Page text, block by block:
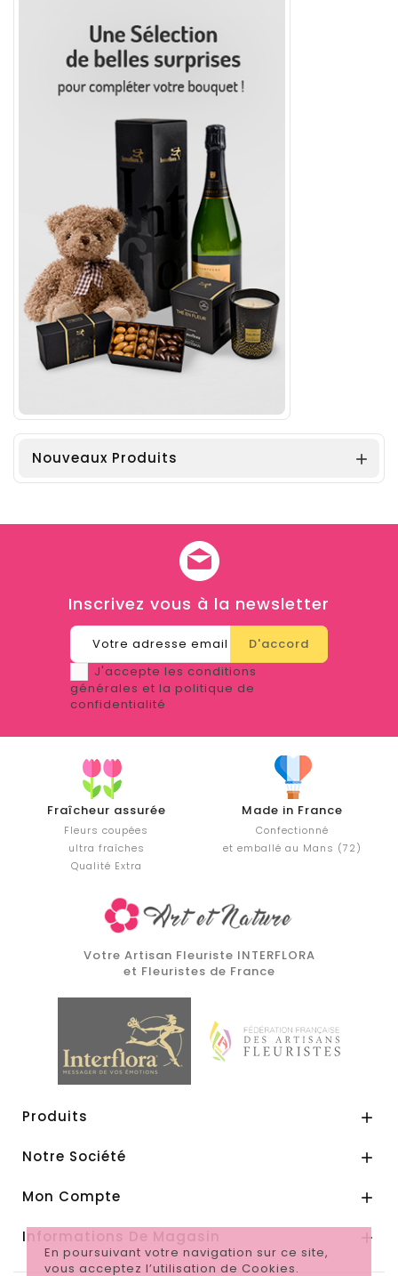
En poursuivant votre navigation sur ce site,
vous acceptez l’utilisation de Cookies.
Nouveaux Produits 
Inscrivez vous à la newsletter
J'accepte les conditions
générales et la politique de
confidentialité
Fraîcheur assurée
Fleurs coupées
ultra fraîches
Qualité Extra
Made in France
Confectionné
et emballé au Mans (72)
Votre Artisan Fleuriste INTERFLORA
et Fleuristes de France
Produits 
Notre Société 
Mon Compte 
Informations De Magasin 